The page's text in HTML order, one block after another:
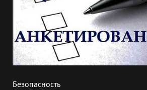
Безопасность